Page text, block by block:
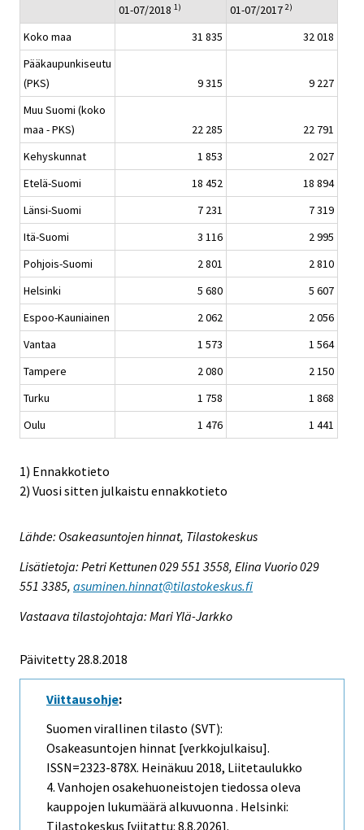
01-07/2018 1)
01-07/2017 2)
Koko maa 31 835
32 018
Pääkaupunkiseutu
(PKS)
9 315
9 227
Muu Suomi (koko
maa - PKS)
22 285
22 791
Kehyskunnat
1 853
2 027
Etelä-Suomi
18 452
18 894
Länsi-Suomi
7 231
7 319
Itä-Suomi
3 116
2 995
Pohjois-Suomi
2 801
2 810
Helsinki
5 680
5 607
Espoo-Kauniainen
2 062
2 056
Vantaa
1 573
1 564
Tampere
2 080
2 150
Turku
1 758
1 868
Oulu
1 476 1 441
1) Ennakkotieto
2) Vuosi sitten julkaistu ennakkotieto
Lähde: Osakeasuntojen hinnat, Tilastokeskus
Lisätietoja: Petri Kettunen 029 551 3558, Elina Vuorio 029
551 3385, asuminen.hinnat@tilastokeskus.fi
Vastaava tilastojohtaja: Mari Ylä-Jarkko
Päivitetty 28.8.2018
Viittausohje:
Suomen virallinen tilasto (SVT):
Osakeasuntojen hinnat [verkkojulkaisu].
ISSN=2323-878X. Heinäkuu 2018, Liitetaulukko
4. Vanhojen osakehuoneistojen tiedossa oleva
kauppojen lukumäärä alkuvuonna . Helsinki:
Tilastokeskus [viitattu: 8.8.2026].